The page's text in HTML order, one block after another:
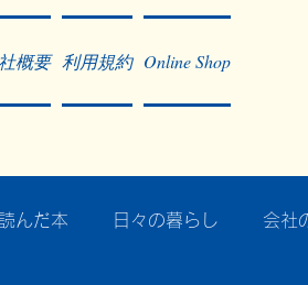
概要 利用規約 Online Shop
んだ本 日々の暮らし 会社